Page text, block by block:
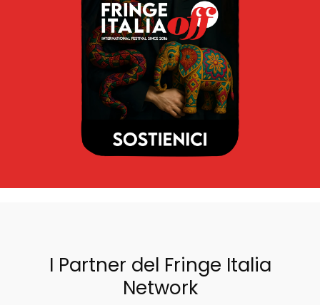
I Partner del Fringe Italia
Network